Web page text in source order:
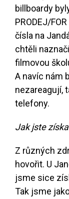
billboardy
PRODEJ/
čísla na
chtěli
filmovou
A navíc nám
nezareagují,
telefony.
Jak jste
Z různých
hovořit. U
jsme sice
Tak jsme